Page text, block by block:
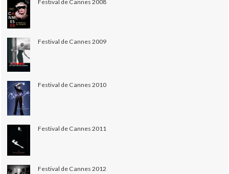
Festival de Cannes 2008
Festival de Cannes 2009
Festival de Cannes 2010
Festival de Cannes 2011
Festival de Cannes 2012